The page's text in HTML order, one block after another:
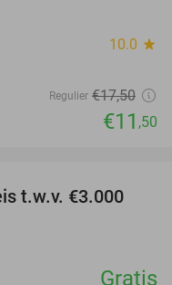
10.0 star
Regulier €17,50
€11 ,50
t.w.v. €3.000
Gratis